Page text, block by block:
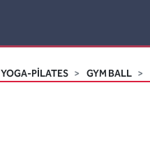
YOGA-PİLATES GYM BALL